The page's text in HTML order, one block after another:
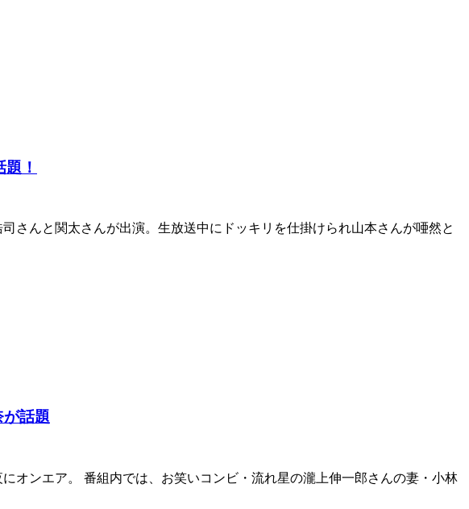
！
さんと関太さんが出演。生放送中にドッキリを仕掛けられ山本さんが唖然と
話題
オンエア。 番組内では、お笑いコンビ・流れ星の瀧上伸一郎さんの妻・小林